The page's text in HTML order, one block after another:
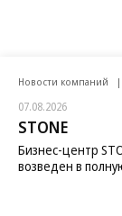
Новости компаний
07.08.2026
STONE
Бизнес-центр
возведен в